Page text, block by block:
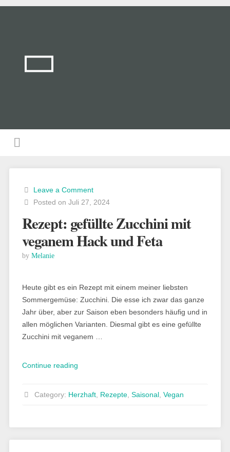
Leave a Comment
Posted on Juli 27, 2024
Rezept: gefüllte Zucchini mit
veganem Hack und Feta
by Melanie
Heute gibt es ein Rezept mit einem meiner liebsten
Sommergemüse: Zucchini. Die esse ich zwar das ganze
Jahr über, aber zur Saison eben besonders häufig und in
allen möglichen Varianten. Diesmal gibt es eine gefüllte
Zucchini mit veganem …
Continue reading„Rezept:
Hack
und
Category: Herzhaft, Rezepte, Saisonal, Vegan